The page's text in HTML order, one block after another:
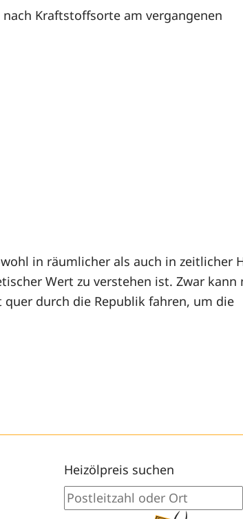
Kraftstoffsorte am vergangenen
in räumlicher als auch in zeitlicher
Wert zu verstehen ist. Zwar kann
durch die Republik fahren, um die
Heizölpreis suchen